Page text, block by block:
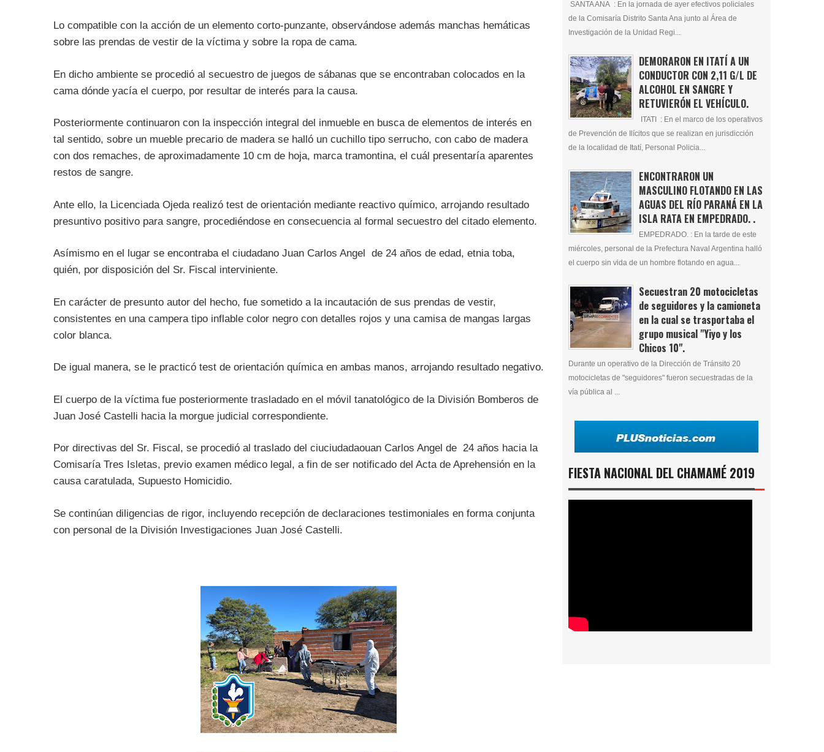
Lo compatible con la acción de un elemento corto-punzante, observándose además manchas hemáticas
sobre las prendas de vestir de la víctima y sobre la ropa de cama.
En dicho ambiente se procedió al secuestro de juegos de sábanas que se encontraban colocados en la
cama dónde yacía el cuerpo, por resultar de interés para la causa.
Posteriormente continuaron con la inspección integral del inmueble en busca de elementos de interés en
tal sentido, sobre un mueble precario de madera se halló un cuchillo tipo serrucho, con cabo de madera
con dos remaches, de aproximadamente 10 cm de hoja, marca tramontina, el cuál presentaría aparentes
restos de sangre.
Ante ello, la Licenciada Ojeda realizó test de orientación mediante reactivo químico, arrojando resultado
presuntivo positivo para sangre, procediéndose en consecuencia al formal secuestro del citado elemento.
Asímismo en el lugar se encontraba el ciudadano Juan Carlos Angel de 24 años de edad, etnia toba,
quién, por disposición del Sr. Fiscal interviniente.
En carácter de presunto autor del hecho, fue sometido a la incautación de sus prendas de vestir,
consistentes en una campera tipo inflable color negro con detalles rojos y una camisa de mangas largas
color blanca.
De igual manera, se le practicó test de orientación química en ambas manos, arrojando resultado negativo.
El cuerpo de la víctima fue posteriormente trasladado en el móvil tanatológico de la División Bomberos de
Juan José Castelli hacia la morgue judicial correspondiente.
Por directivas del Sr. Fiscal, se procedió al traslado del ciuciudadaouan Carlos Angel de 24 años hacia la
Comisaría Tres Isletas, previo examen médico legal, a fin de ser notificado del Acta de Aprehensión en la
causa caratulada, Supuesto Homicidio.
Se continúan diligencias de rigor, incluyendo recepción de declaraciones testimoniales en forma conjunta
con personal de la División Investigaciones Juan José Castelli.
SANTA ANA : En la jornada de ayer efectivos policiales
de la Comisaría Distrito Santa Ana junto al Área de
Investigación de la Unidad Regi...
DEMORARON EN ITATÍ A UN
CONDUCTOR CON 2,11 G/L DE
ALCOHOL EN SANGRE Y
RETUVIERÓN EL VEHÍCULO.
ITATI : En el marco de los operativos
de Prevención de Ilícitos que se realizan en jurisdicción
de la localidad de Itatí, Personal Policia...
ENCONTRARON UN
MASCULINO FLOTANDO EN LAS
AGUAS DEL RÍO PARANÁ EN LA
ISLA RATA EN EMPEDRADO. .
EMPEDRADO. : En la tarde de este
miércoles, personal de la Prefectura Naval Argentina halló
el cuerpo sin vida de un hombre flotando en agua...
Secuestran 20 motocicletas
de seguidores y la camioneta
en la cual se trasportaba el
grupo musical "Yiyo y los
Chicos 10".
Durante un operativo de la Dirección de Tránsito 20
motocicletas de "seguidores" fueron secuestradas de la
vía pública al ...
FIESTA NACIONAL DEL CHAMAMÉ 2019